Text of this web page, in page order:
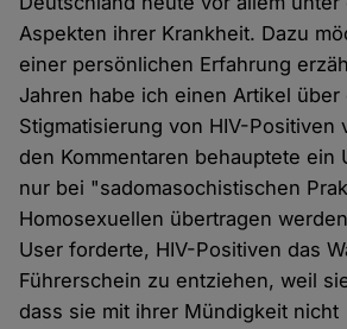
Aspekten ihrer Krankheit. Dazu
einer persönlichen Erfahrung
Jahren habe ich einen Artikel über
Stigmatisierung von HIV-Positiven
den Kommentaren behauptete ein
nur bei "sadomasochistischen
Homosexuellen übertragen
User forderte, HIV-Positiven das
Führerschein zu entziehen, weil
dass sie mit ihrer Mündigkeit nicht